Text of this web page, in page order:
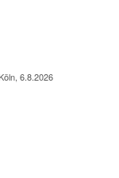
6.8.2026